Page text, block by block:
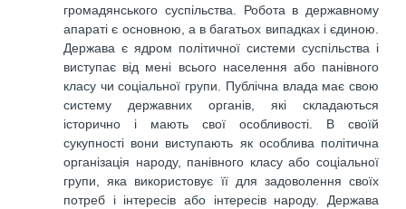
громадянського суспільства. Робота в державному
апараті є основною, а в багатьох випадках і єдиною.
Держава є ядром політичної системи суспільства і
виступає від мені всього населення або панівного
класу чи соціальної групи. Публічна влада має свою
систему державних органів, які складаються
історично і мають свої особливості. В своїй
сукупності вони виступають як особлива політична
організація народу, панівного класу або соціальної
групи, яка використовує її для задоволення своїх
потреб і інтересів або інтересів народу. Держава